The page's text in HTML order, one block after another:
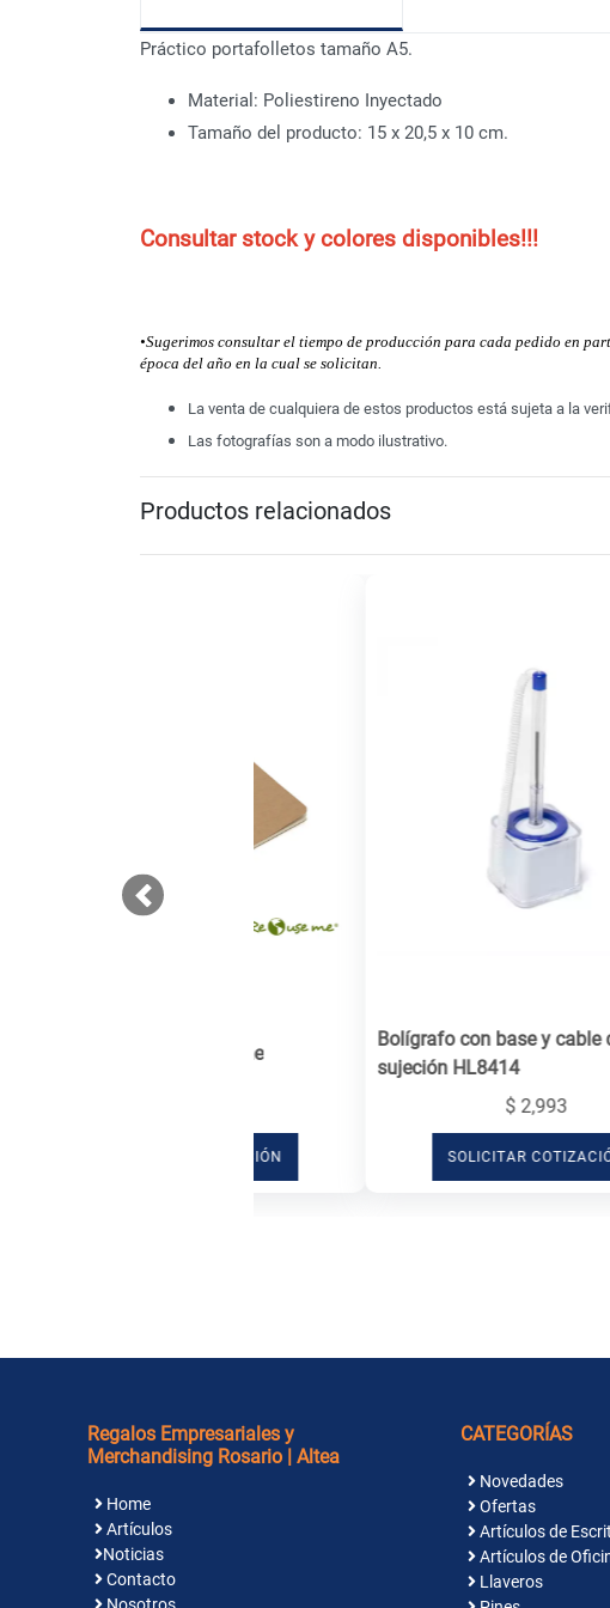
Práctico portafolletos tamaño A5.
Material: Poliestireno Inyectado
Tamaño del producto: 15 x 20,5 x 10 cm.
Consultar stock y colores disponibles!!!
•Sugerimos consultar el tiempo de producción para cada pedido en
época del año en la cual se solicitan.
La venta de cualquiera de estos productos está sujeta a la
Las fotografías son a modo ilustrativo.
Productos relacionados
Previous
Bolígrafo con base y cable de
sujeción HL8414
SOLICITAR COTIZACIÓN
Regalos Empresariales y
Merchandising Rosario | Altea
Home
Artículos
Noticias
Contacto
Nosotros
CATEGORÍAS
Novedades
Ofertas
Artículos de
Artículos de
Llaveros